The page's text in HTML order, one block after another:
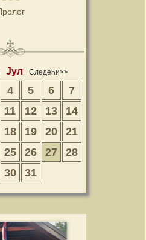
Јул Следећи>>
4 5 6
7
11 12 13
14
18 19 20
21
25 26 27
28
30 31